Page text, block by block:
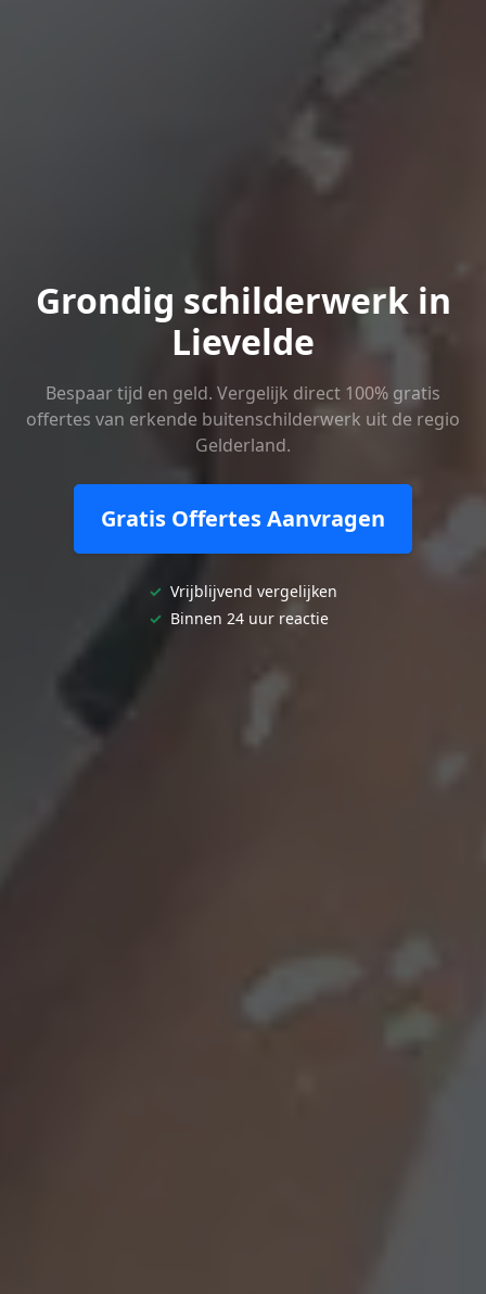
Grondig schilderwerk in
Lievelde
Bespaar tijd en geld. Vergelijk direct 100% gratis
offertes van erkende buitenschilderwerk uit de regio
Gelderland.
Gratis Offertes Aanvragen
✓ Vrijblijvend vergelijken
✓ Binnen 24 uur reactie